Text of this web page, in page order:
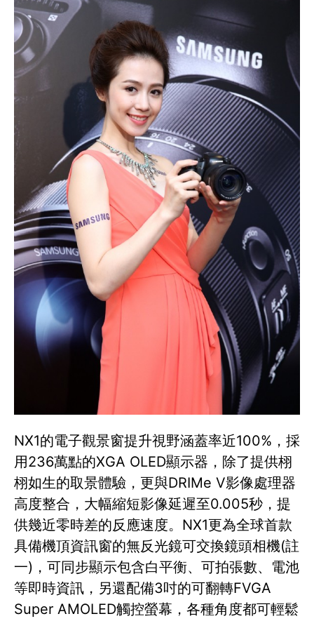
NX1的電子觀景窗提升視野涵蓋率近100%，採
用236萬點的XGA OLED顯示器，除了提供栩
栩如生的取景體驗，更與DRIMe V影像處理器
高度整合，大幅縮短影像延遲至0.005秒，提
供幾近零時差的反應速度。NX1更為全球首款
具備機頂資訊窗的無反光鏡可交換鏡頭相機(註
一)，可同步顯示包含白平衡、可拍張數、電池
等即時資訊，另還配備3吋的可翻轉FVGA
Super AMOLED觸控螢幕，各種角度都可輕鬆